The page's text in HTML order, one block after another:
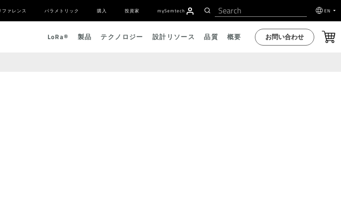
ファレンス パラメトリック 購入 投資家 mySemtech EN
LoRa® 製品 テクノロジー 設計リソース 品質 概要 お問い合わせ